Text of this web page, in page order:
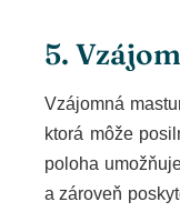
5.
Vzájomná
ktorá môže
poloha
a zároveň